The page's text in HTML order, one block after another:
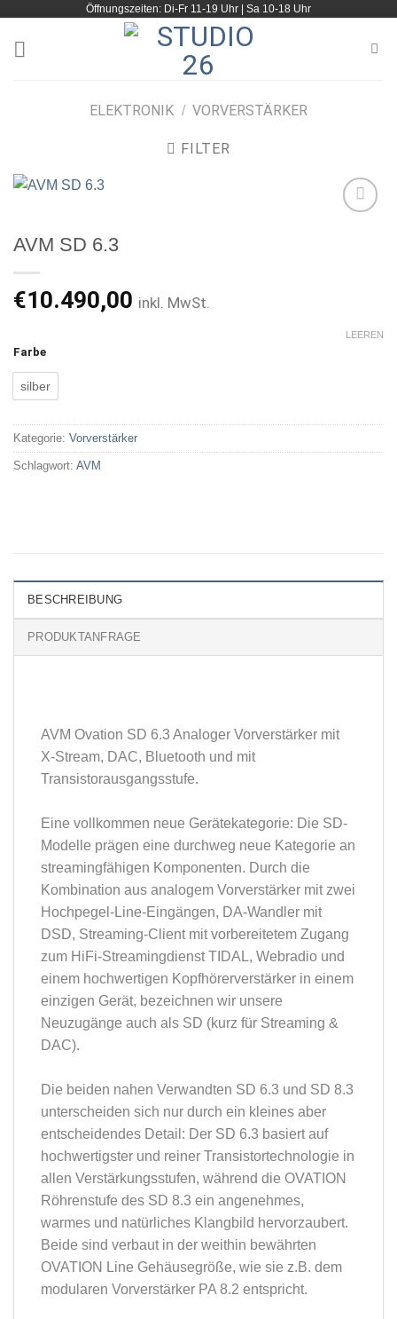
springen
Öffnungszeiten: Di-Fr 11-19 Uhr | Sa 10-18 Uhr
ELEKTRONIK / VORVERSTÄRKER
FILTER
AVM SD 6.3
€10.490,00 inkl. MwSt.
Farbe
silber
LEEREN
Kategorie: Vorverstärker
Schlagwort: AVM
BESCHREIBUNG
PRODUKTANFRAGE
AVM Ovation SD 6.3 Analoger Vorverstärker mit
X-Stream, DAC, Bluetooth und mit
Transistorausgangsstufe.
Eine vollkommen neue Gerätekategorie: Die SD-
Modelle prägen eine durchweg neue Kategorie an
streamingfähigen Komponenten. Durch die
Kombination aus analogem Vorverstärker mit zwei
Hochpegel-Line-Eingängen, DA-Wandler mit
DSD, Streaming-Client mit vorbereitetem Zugang
zum HiFi-Streamingdienst TIDAL, Webradio und
einem hochwertigen Kopfhörerverstärker in einem
einzigen Gerät, bezeichnen wir unsere
Neuzugänge auch als SD (kurz für Streaming &
DAC).
Die beiden nahen Verwandten SD 6.3 und SD 8.3
unterscheiden sich nur durch ein kleines aber
entscheidendes Detail: Der SD 6.3 basiert auf
hochwertigster und reiner Transistortechnologie in
allen Verstärkungsstufen, während die OVATION
Röhrenstufe des SD 8.3 ein angenehmes,
warmes und natürliches Klangbild hervorzaubert.
Beide sind verbaut in der weithin bewährten
OVATION Line Gehäusegröße, wie sie z.B. dem
modularen Vorverstärker PA 8.2 entspricht.